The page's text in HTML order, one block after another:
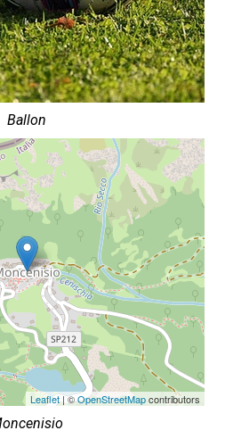
Ballon
Leaflet| ©OpenStreetMapcontributors